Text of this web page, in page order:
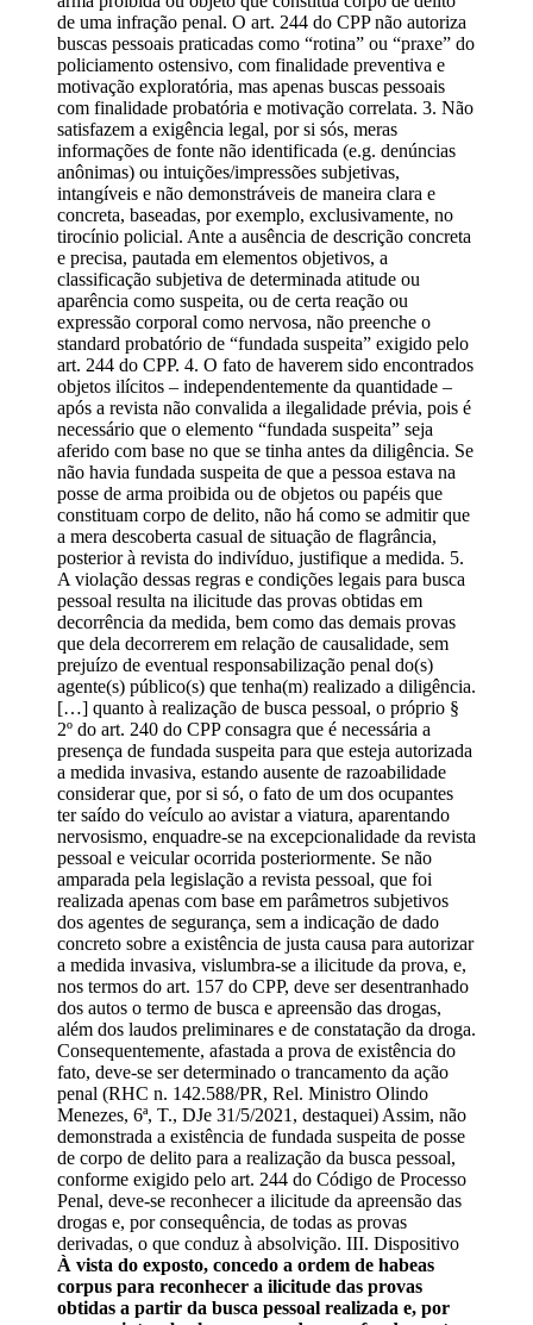
de uma infração penal. O art. 244 do CPP não autoriza
buscas pessoais praticadas como “rotina” ou “praxe” do
policiamento ostensivo, com finalidade preventiva e
motivação exploratória, mas apenas buscas pessoais
com finalidade probatória e motivação correlata. 3. Não
satisfazem a exigência legal, por si sós, meras
informações de fonte não identificada (e.g. denúncias
anônimas) ou intuições/impressões subjetivas,
intangíveis e não demonstráveis de maneira clara e
concreta, baseadas, por exemplo, exclusivamente, no
tirocínio policial. Ante a ausência de descrição concreta
e precisa, pautada em elementos objetivos, a
classificação subjetiva de determinada atitude ou
aparência como suspeita, ou de certa reação ou
expressão corporal como nervosa, não preenche o
standard probatório de “fundada suspeita” exigido pelo
art. 244 do CPP. 4. O fato de haverem sido encontrados
objetos ilícitos – independentemente da quantidade –
após a revista não convalida a ilegalidade prévia, pois é
necessário que o elemento “fundada suspeita” seja
aferido com base no que se tinha antes da diligência. Se
não havia fundada suspeita de que a pessoa estava na
posse de arma proibida ou de objetos ou papéis que
constituam corpo de delito, não há como se admitir que
a mera descoberta casual de situação de flagrância,
posterior à revista do indivíduo, justifique a medida. 5.
A violação dessas regras e condições legais para busca
pessoal resulta na ilicitude das provas obtidas em
decorrência da medida, bem como das demais provas
que dela decorrerem em relação de causalidade, sem
prejuízo de eventual responsabilização penal do(s)
agente(s) público(s) que tenha(m) realizado a diligência.
[…] quanto à realização de busca pessoal, o próprio §
2º do art. 240 do CPP consagra que é necessária a
presença de fundada suspeita para que esteja autorizada
a medida invasiva, estando ausente de razoabilidade
considerar que, por si só, o fato de um dos ocupantes
ter saído do veículo ao avistar a viatura, aparentando
nervosismo, enquadre-se na excepcionalidade da revista
pessoal e veicular ocorrida posteriormente. Se não
amparada pela legislação a revista pessoal, que foi
realizada apenas com base em parâmetros subjetivos
dos agentes de segurança, sem a indicação de dado
concreto sobre a existência de justa causa para autorizar
a medida invasiva, vislumbra-se a ilicitude da prova, e,
nos termos do art. 157 do CPP, deve ser desentranhado
dos autos o termo de busca e apreensão das drogas,
além dos laudos preliminares e de constatação da droga.
Consequentemente, afastada a prova de existência do
fato, deve-se ser determinado o trancamento da ação
penal (RHC n. 142.588/PR, Rel. Ministro Olindo
Menezes, 6ª, T., DJe 31/5/2021, destaquei) Assim, não
demonstrada a existência de fundada suspeita de posse
de corpo de delito para a realização da busca pessoal,
conforme exigido pelo art. 244 do Código de Processo
Penal, deve-se reconhecer a ilicitude da apreensão das
drogas e, por consequência, de todas as provas
derivadas, o que conduz à absolvição. III. Dispositivo
À vista do exposto, concedo a ordem de habeas
corpus para reconhecer a ilicitude das provas
obtidas a partir da busca pessoal realizada e, por